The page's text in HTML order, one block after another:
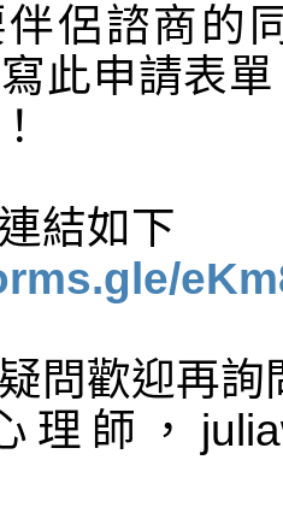
侶諮商的
此申請表
問歡迎再詢
理師，